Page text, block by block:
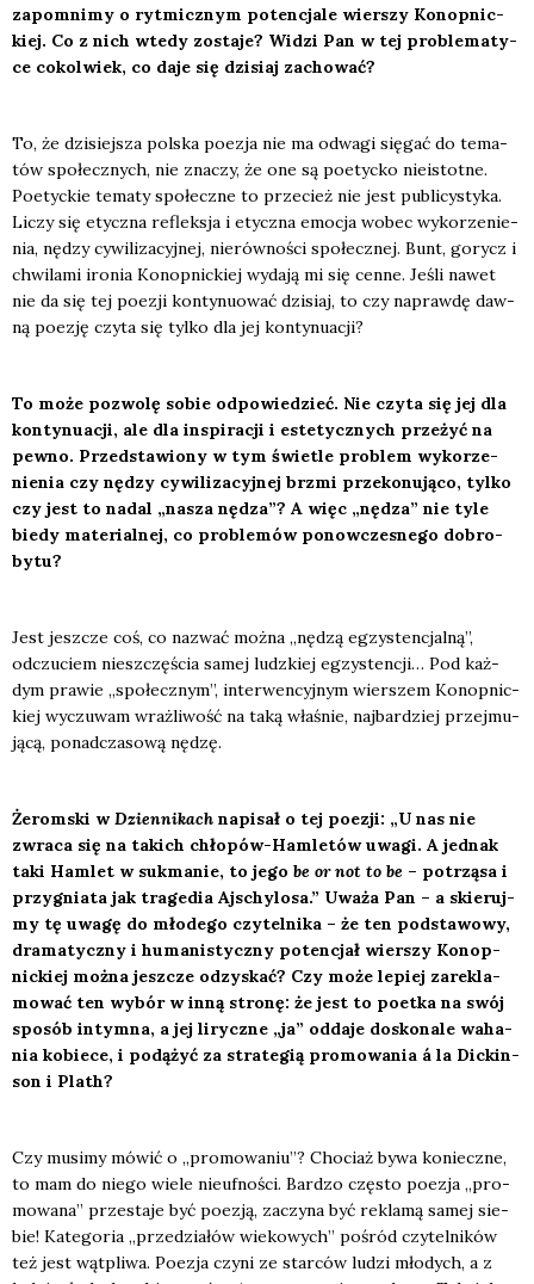
zapo­mni­my o ryt­micz­nym poten­cja­le wier­szy Konop­nic­
kiej. Co z nich wte­dy zosta­je? Widzi Pan w tej pro­ble­ma­ty­
ce cokol­wiek, co daje się dzi­siaj zacho­wać?
To, że dzi­siej­sza pol­ska poezja nie ma odwa­gi się­gać do tema­
tów spo­łecz­nych, nie zna­czy, że one są poetyc­ko nie­istot­ne.
Poetyc­kie tema­ty spo­łecz­ne to prze­cież nie jest publi­cy­sty­ka.
Liczy się etycz­na reflek­sja i etycz­na emo­cja wobec wyko­rze­nie­
nia, nędzy cywi­li­za­cyj­nej, nie­rów­no­ści spo­łecz­nej. Bunt, gorycz i
chwi­la­mi iro­nia Konop­nic­kiej wyda­ją mi się cen­ne. Jeśli nawet
nie da się tej poezji kon­ty­nu­ować dzi­siaj, to czy napraw­dę daw­
ną poezję czy­ta się tyl­ko dla jej kon­ty­nu­acji?
To może pozwo­lę sobie odpo­wie­dzieć. Nie czy­ta się jej dla
kon­ty­nu­acji, ale dla inspi­ra­cji i este­tycz­nych prze­żyć na
pew­no. Przed­sta­wio­ny w tym świe­tle pro­blem wyko­rze­
nie­nia czy nędzy cywi­li­za­cyj­nej brzmi prze­ko­nu­ją­co, tyl­ko
czy jest to nadal „nasza nędza”? A więc „nędza” nie tyle
bie­dy mate­rial­nej, co pro­ble­mów ponow­cze­sne­go dobro­
by­tu?
Jest jesz­cze coś, co nazwać moż­na „nędzą egzy­sten­cjal­ną”,
odczu­ciem nie­szczę­ścia samej ludz­kiej egzy­sten­cji… Pod każ­
dym pra­wie „spo­łecz­nym”, inter­wen­cyj­nym wier­szem Konop­nic­
kiej wyczu­wam wraż­li­wość na taką wła­śnie, naj­bar­dziej przej­mu­
ją­cą, ponad­cza­so­wą nędzę.
Żerom­ski w Dzien­ni­kach napi­sał o tej poezji: „U nas nie
zwra­ca się na takich chło­pów-Ham­le­tów uwa­gi. A jed­nak
taki Ham­let w suk­ma­nie, to jego be or not to be – potrzą­sa i
przy­gnia­ta jak tra­ge­dia Ajschy­lo­sa.” Uwa­ża Pan – a skie­ruj­
my tę uwa­gę do mło­de­go czy­tel­ni­ka – że ten pod­sta­wo­wy,
dra­ma­tycz­ny i huma­ni­stycz­ny poten­cjał wier­szy Konop­
nic­kiej moż­na jesz­cze odzy­skać? Czy może lepiej zare­kla­
mo­wać ten wybór w inną stro­nę: że jest to poet­ka na swój
spo­sób intym­na, a jej lirycz­ne „ja” odda­je dosko­na­le waha­
nia kobie­ce, i podą­żyć za stra­te­gią pro­mo­wa­nia á la Dic­kin­
son i Plath?
Czy musi­my mówić o „pro­mo­wa­niu”? Cho­ciaż bywa koniecz­ne,
to mam do nie­go wie­le nie­uf­no­ści. Bar­dzo czę­sto poezja „pro­
mo­wa­na” prze­sta­je być poezją, zaczy­na być rekla­mą samej sie­
bie! Kate­go­ria „prze­dzia­łów wie­ko­wych” pośród czy­tel­ni­ków
też jest wąt­pli­wa. Poezja czy­ni ze star­ców ludzi mło­dych, a z